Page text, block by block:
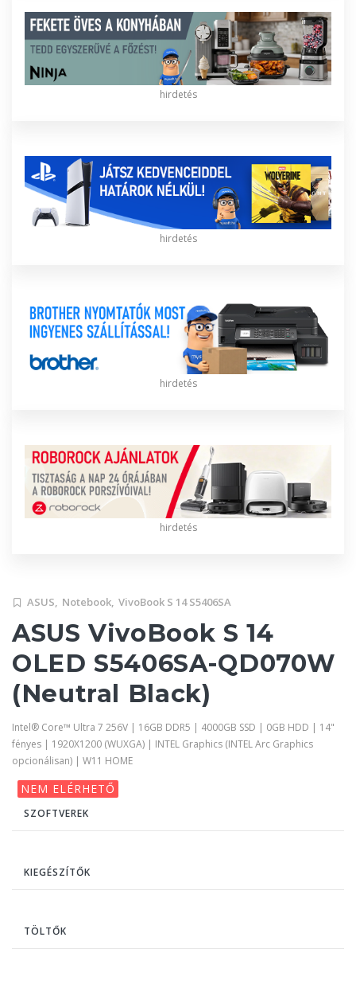
hirdetés
hirdetés
hirdetés
hirdetés
ASUS, Notebook, VivoBook S 14 S5406SA
ASUS VivoBook S 14
OLED S5406SA-QD070W
(Neutral Black)
Intel® Core™ Ultra 7 256V | 16GB DDR5 | 4000GB SSD | 0GB HDD | 14"
fényes | 1920X1200 (WUXGA) | INTEL Graphics (INTEL Arc Graphics
opcionálisan) | W11 HOME
NEM ELÉRHETŐ
SZOFTVEREK
KIEGÉSZÍTŐK
TÖLTŐK